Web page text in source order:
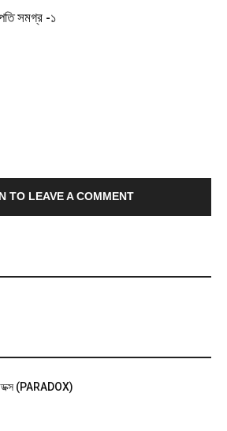
সমগ্র -১
TO LEAVE A COMMENT
(PARADOX)